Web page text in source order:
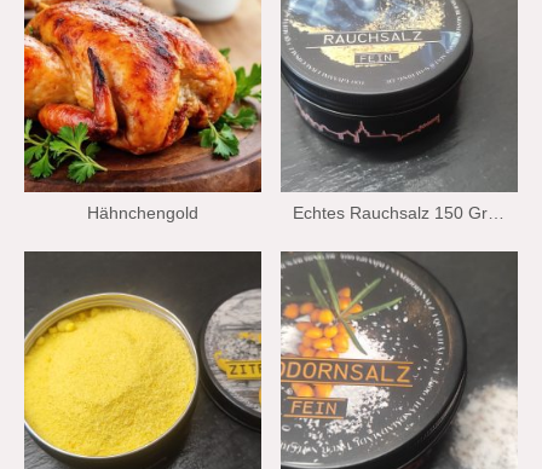
Hähnchengold Echtes Rauchsalz 150 Gramm Wiechmann Stralsund Edition